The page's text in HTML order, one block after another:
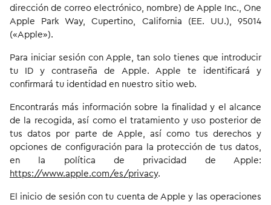
dirección de correo electrónico, nombre) de Apple Inc., One
Apple Park Way, Cupertino, California (EE. UU.), 95014
(«Apple»).
Para iniciar sesión con Apple, tan solo tienes que introducir
tu ID y contraseña de Apple. Apple te identificará y
confirmará tu identidad en nuestro sitio web.
Encontrarás más información sobre la finalidad y el alcance
de la recogida, así como el tratamiento y uso posterior de
tus datos por parte de Apple, así como tus derechos y
opciones de configuración para la protección de tus datos,
en la política de privacidad de Apple:
https://www.apple.com/es/privacy.
El inicio de sesión con tu cuenta de Apple y las operaciones